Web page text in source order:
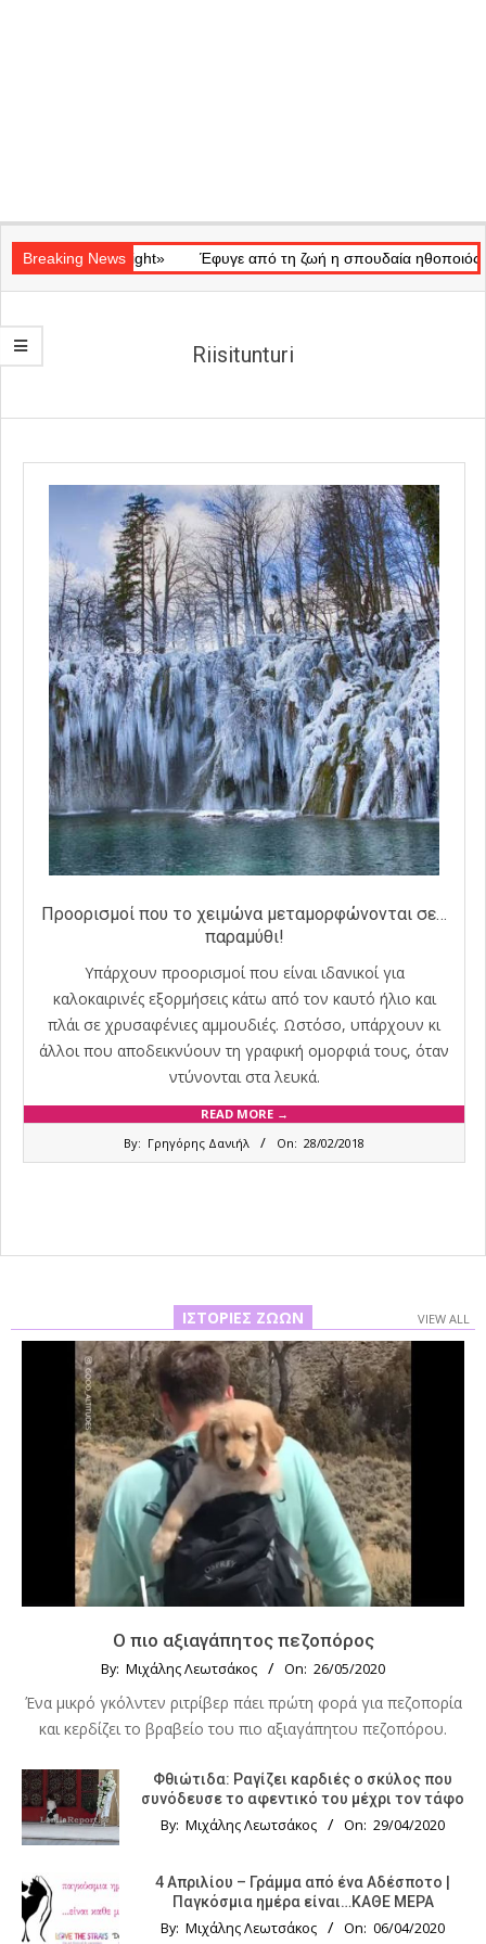
Navigation
Menu
Breaking News
«Ray of Light» Έφυγε από τη ζωή η σπουδαία ηθοποιός Μάρω
Riisitunturi
Προορισμοί που το χειμώνα μεταμορφώνονται σε…
παραμύθι!
Υπάρχουν προορισμοί που είναι ιδανικοί για
καλοκαιρινές εξορμήσεις κάτω από τον καυτό ήλιο και
πλάι σε χρυσαφένιες αμμουδιές. Ωστόσο, υπάρχουν κι
άλλοι που αποδεικνύουν τη γραφική ομορφιά τους, όταν
ντύνονται στα λευκά.
READ MORE →
By: Γρηγόρης Δανιήλ On: 28/02/2018
ΙΣΤΟΡΊΕΣ ΖΏΩΝ VIEW ALL
Ο πιο αξιαγάπητος πεζοπόρος
By: Μιχάλης Λεωτσάκος On: 26/05/2020
Ένα μικρό γκόλντεν ριτρίβερ πάει πρώτη φορά για πεζοπορία
και κερδίζει το βραβείο του πιο αξιαγάπητου πεζοπόρου.
Φθιώτιδα: Ραγίζει καρδιές ο σκύλος που
συνόδευσε το αφεντικό του μέχρι τον τάφο
By: Μιχάλης Λεωτσάκος On: 29/04/2020
4 Απριλίου – Γράμμα από ένα Αδέσποτο |
Παγκόσμια ημέρα είναι…ΚΑΘΕ ΜΕΡΑ
By: Μιχάλης Λεωτσάκος On: 06/04/2020